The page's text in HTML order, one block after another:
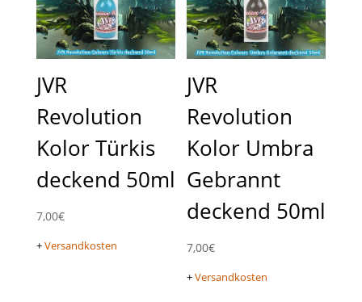
JVR
Revolution
Kolor Türkis
deckend 50ml
7,00€
+Versandkosten
JVR
Revolution
Kolor Umbra
Gebrannt
deckend 50ml
7,00€
+Versandkosten